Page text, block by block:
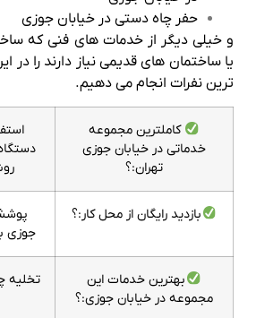
حفر چاه دستی در خیابان جوزی
و خیلی دیگر از خدمات های فنی که
یا ساختمان های قدیمی نیاز دارند را در
ترین نفرات انجام می دهیم.
کاملترین مجموعه
خدماتی در خیابان جوزی
تهران:؟
بازدید رایگان از محل کار:؟
جوزی
بهترین خدمات این
مجموعه در خیابان جوزی:؟
تخلیه